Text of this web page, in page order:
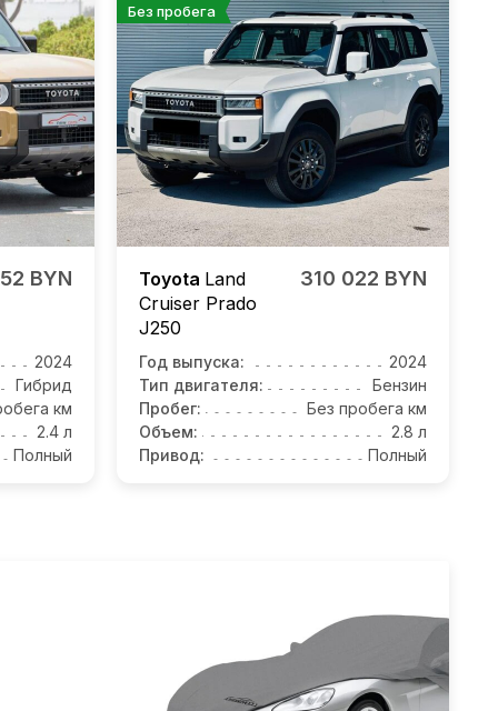
BYN
2024
Гибрид
км
2.4 л
Полный
Без пробега
Toyota Land
Cruiser Prado
J250
310 022 BYN
Год выпуска:
2024
Тип двигателя:
Бензин
Пробег:
Без пробега км
Объем:
2.8 л
Привод:
Полный